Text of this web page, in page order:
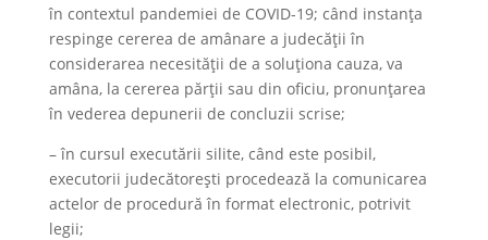
în contextul pandemiei de COVID-19; când instanța
respinge cererea de amânare a judecății în
considerarea necesității de a soluționa cauza, va
amâna, la cererea părții sau din oficiu, pronunțarea
în vederea depunerii de concluzii scrise;
– în cursul executării silite, când este posibil,
executorii judecătorești procedează la comunicarea
actelor de procedură în format electronic, potrivit
legii;